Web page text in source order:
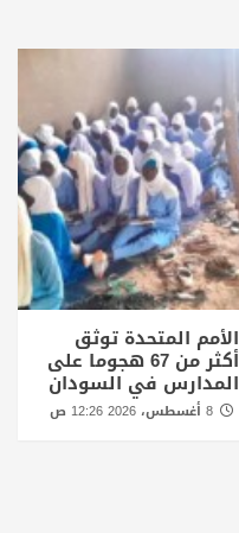
الأمم المتحدة توثق
أكثر من 67 هجوما على
المدارس في السودان
8 أغسطس، 2026 12:26 ص